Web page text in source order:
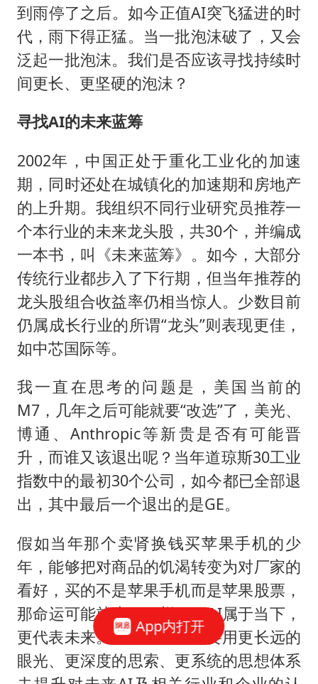
到雨停了之后。如今正值AI突飞猛进的时
代，雨下得正猛。当一批泡沫破了，又会
泛起一批泡沫。我们是否应该寻找持续时
间更长、更坚硬的泡沫？
寻找AI的未来蓝筹
2002年，中国正处于重化工业化的加速
期，同时还处在城镇化的加速期和房地产
的上升期。我组织不同行业研究员推荐一
个本行业的未来龙头股，共30个，并编成
一本书，叫《未来蓝筹》。如今，大部分
传统行业都步入了下行期，但当年推荐的
龙头股组合收益率仍相当惊人。少数目前
仍属成长行业的所谓“龙头”则表现更佳，
如中芯国际等。
我一直在思考的问题是，美国当前的
M7，几年之后可能就要“改选”了，美光、
博通、Anthropic等新贵是否有可能晋
升，而谁又该退出呢？当年道琼斯30工业
指数中的最初30个公司，如今都已全部退
出，其中最后一个退出的是GE。
假如当年那个卖肾换钱买苹果手机的少
年，能够把对商品的饥渴转变为对厂家的
看好，买的不是苹果手机而是苹果股票，
那命运可能就大不一样了。AI属于当下，
更代表未来。因此，我们需要用更长远的
眼光、更深度的思索、更系统的思想体系
App内打开